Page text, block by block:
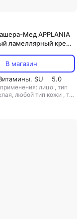
Мед APPLANIA
ламеллярный крем
В магазин
SU
5.0
лицо , тип
любой тип кожи , тип